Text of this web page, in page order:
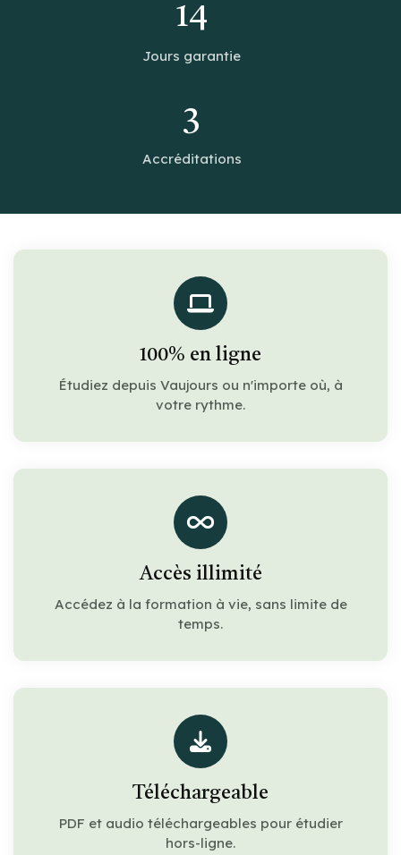
14
Jours garantie
3
Accréditations
100% en ligne
Étudiez depuis Vaujours ou n'importe où, à
votre rythme.
Accès illimité
Accédez à la formation à vie, sans limite de
temps.
Téléchargeable
PDF et audio téléchargeables pour étudier
hors-ligne.